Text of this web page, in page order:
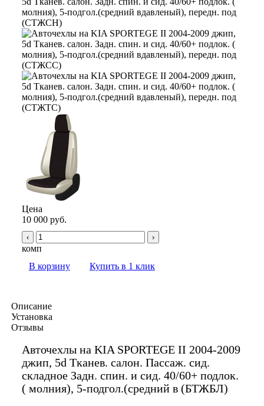
Цена
10 000 руб.
‹ ›
комп
В корзину
Купить в 1 клик
Описание
Установка
Отзывы
Авточехлы на KIA SPORTEGE II 2004-2009
джип, 5d Тканев. салон. Пассаж. сид.
складное Задн. спин. и сид. 40/60+ подлок.
( молния), 5-подгол.(средний в (БТЖБЛ)